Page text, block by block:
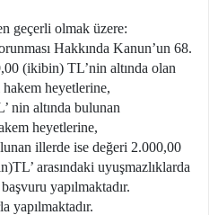
geçerli olmak üzere:
Hakkında Kanun’un 68.
(ikibin) TL’nin altında olan
heyetlerine,
nin altında bulunan
heyetlerine,
illerde ise değeri 2.000,00
arasındaki uyuşmazlıklarda
yapılmaktadır.
yapılmaktadır.